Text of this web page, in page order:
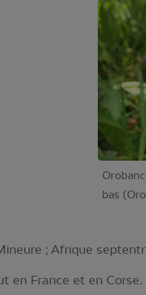
bas
; Afrique
en France et en Corse.